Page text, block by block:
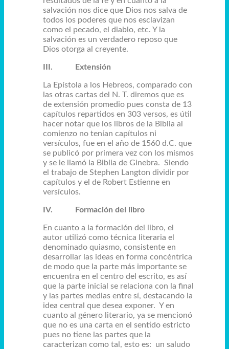
salvación nos dice que Dios nos salva de
todos los poderes que nos esclavizan
como el pecado, el diablo, etc. Y la
salvación es un verdadero reposo que
Dios otorga al creyente.
III. Extensión
La Epístola a los Hebreos, comparado con
las otras cartas del N. T. diremos que es
de extensión promedio pues consta de 13
capítulos repartidos en 303 versos, es útil
hacer notar que los libros de la Biblia al
comienzo no tenían capítulos ni
versículos, fue en el año de 1560 d.C. que
se publicó por primera vez con los mismos
y se le llamó la Biblia de Ginebra. Siendo
el trabajo de Stephen Langton dividir por
capítulos y el de Robert Estienne en
versículos.
IV. Formación del libro
En cuanto a la formación del libro, el
autor utilizó como técnica literaria el
denominado quiasmo, consistente en
desarrollar las ideas en forma concéntrica
de modo que la parte más importante se
encuentra en el centro del escrito, es así
que la parte inicial se relaciona con la final
y las partes medias entre sí, destacando la
idea central que desea exponer. Y en
cuanto al género literario, ya se mencionó
que no es una carta en el sentido estricto
pues no tiene las partes que la
caracterizan como tal, esto es: un saludo